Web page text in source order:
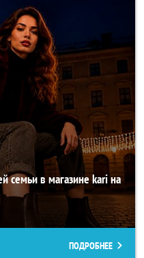
семьи в магазине kari на
ПОДРОБНЕЕ